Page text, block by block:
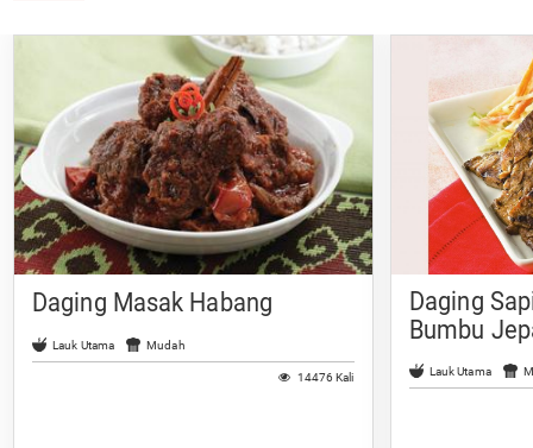
Daging Masak Habang
Lauk Utama Mudah
14476 Kali
Daging
Bumbu
Lauk Utama